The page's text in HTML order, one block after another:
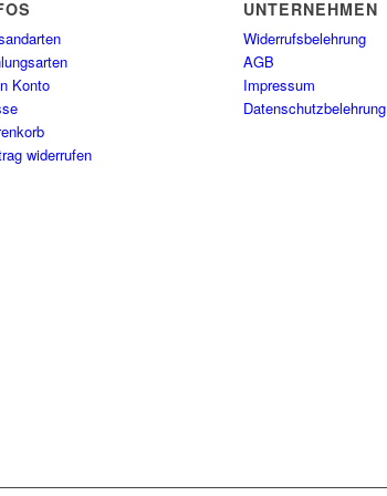
Konto
widerrufen
UNTERNEHMEN
Widerrufsbelehrung
AGB
Impressum
Datenschutzbelehrung